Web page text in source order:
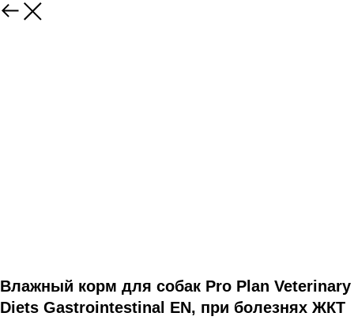
Влажный корм для собак Pro Plan Veterinary
Diets Gastrointestinal EN, при болезнях ЖКТ